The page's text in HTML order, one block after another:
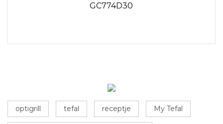
GC774D30
optigrill tefal receptje My Tefal